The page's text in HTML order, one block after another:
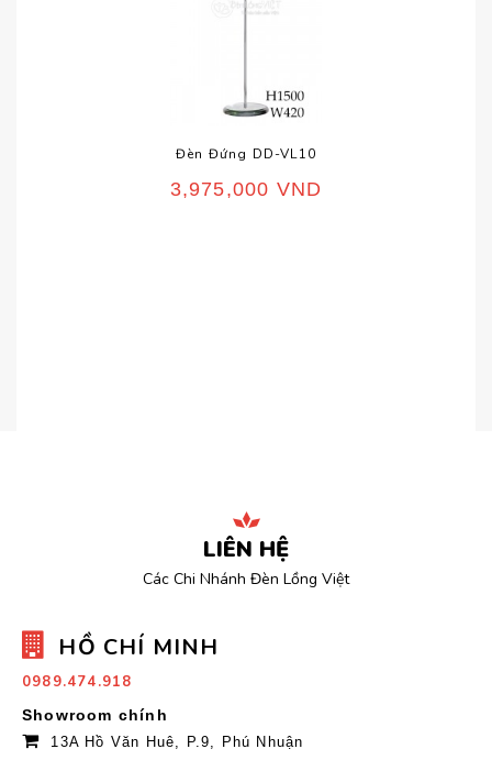
Đèn Đứng DD-VL10
3,975,000 VND
LIÊN HỆ
Các Chi Nhánh Đèn Lồng Việt
HỒ CHÍ MINH
0989.474.918
Showroom chính
13A Hồ Văn Huê, P.9, Phú Nhuận